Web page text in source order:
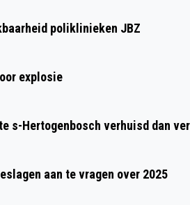
ZONNIGE
poliklinieken JBZ
explosie
s-Hertogenbosch verhuisd dan
aan te vragen over 2025